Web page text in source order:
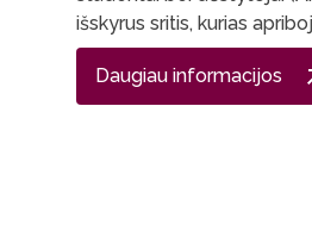
išskyrus sritis, kurias
Daugiau informacijos